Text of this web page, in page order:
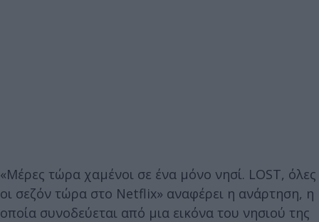
«Μέρες τώρα χαμένοι σε ένα μόνο νησί. LOST, όλες
οι σεζόν τώρα στο Netflix» αναφέρει η ανάρτηση, η
οποία συνοδεύεται από μια εικόνα του νησιού της